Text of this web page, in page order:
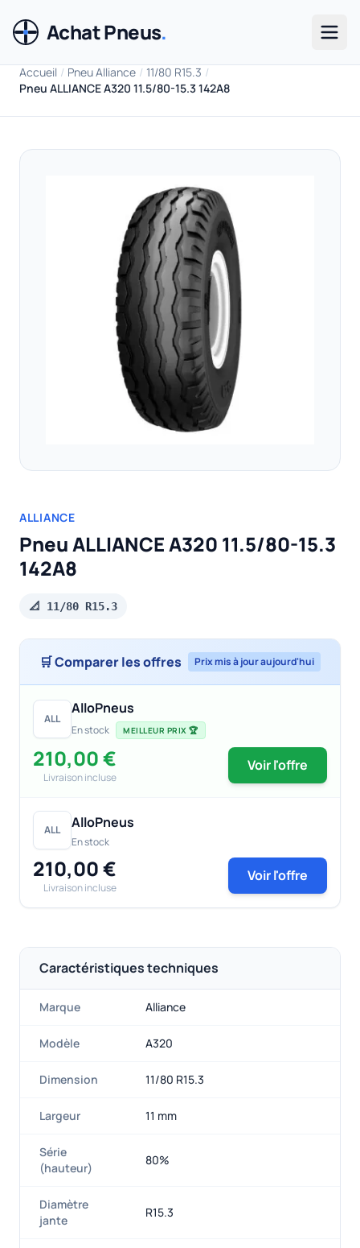
Achat Pneus.
Accueil / Pneu Alliance / 11/80 R15.3 /
Pneu ALLIANCE A320 11.5/80-15.3 142A8
ALLIANCE
Pneu ALLIANCE A320 11.5/80-15.3
142A8
📐 11/80 R15.3
🛒 Comparer les offres Prix mis à jour aujourd'hui
ALL
AlloPneus
En stock MEILLEUR PRIX 🏆
210,00 €
Livraison incluse
Voir l'offre
ALL AlloPneus
En stock
210,00 €
Livraison incluse
Voir l'offre
Caractéristiques techniques
Marque Alliance
Modèle A320
Dimension 11/80 R15.3
Largeur 11 mm
Série
(hauteur)
80%
Diamètre
jante
R15.3